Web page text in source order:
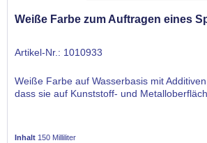
Weiße Farbe zum Auftragen eines
Artikel-Nr.: 1010933
Weiße Farbe auf Wasserbasis mit
dass sie auf Kunststoff- und
Inhalt 150 Milliliter